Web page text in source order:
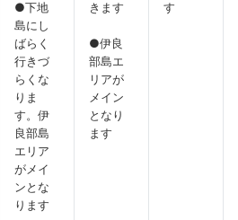
●下地
島にし
ばらく
行きづ
らくな
りま
す。伊
良部島
エリア
がメイ
ンとな
ります
きます
●伊良
部島エ
リアが
メイン
となり
ます
す